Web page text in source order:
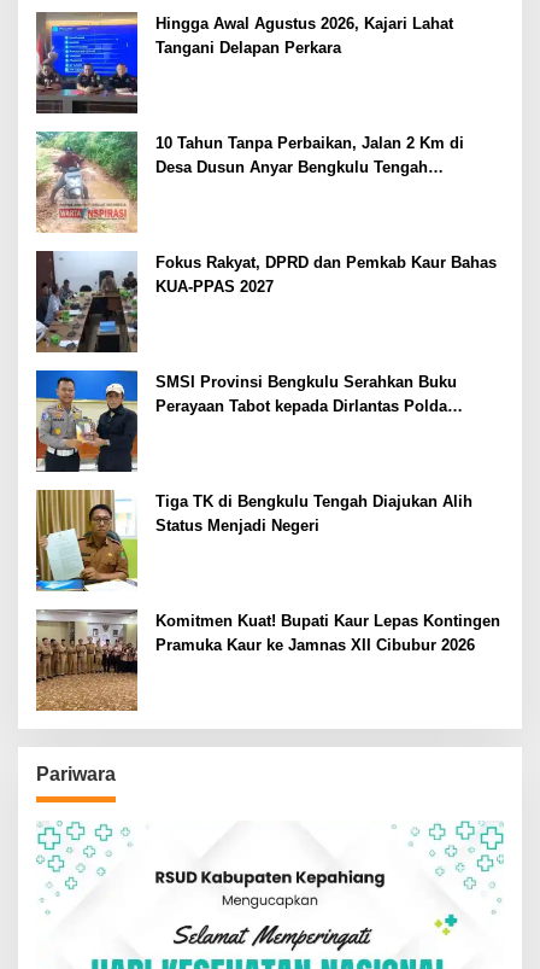
Hingga Awal Agustus 2026, Kajari Lahat
Tangani Delapan Perkara
10 Tahun Tanpa Perbaikan, Jalan 2 Km di
Desa Dusun Anyar Bengkulu Tengah
Fokus Rakyat, DPRD dan Pemkab Kaur Bahas
KUA-PPAS 2027
SMSI Provinsi Bengkulu Serahkan Buku
Perayaan Tabot kepada Dirlantas Polda
Tiga TK di Bengkulu Tengah Diajukan Alih
Status Menjadi Negeri
Komitmen Kuat! Bupati Kaur Lepas Kontingen
Pramuka Kaur ke Jamnas XII Cibubur 2026
Pariwara